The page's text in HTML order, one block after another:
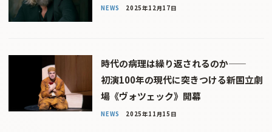
NEWS 2025年12月17日
時代の病理は繰り返されるのか――
初演100年の現代に突きつける新国立劇
場《ヴォツェック》開幕
NEWS 2025年11月15日